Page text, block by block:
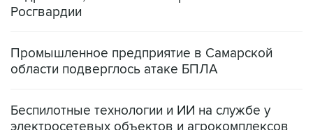
Промышленное предприятие в Самарской
Беспилотные технологии и ИИ на службе у
Социальная реклама, АНО «Национальные приоритеты».
ИНН 7725383515 Erid: F7NfYUJCUneVdwcydK6A